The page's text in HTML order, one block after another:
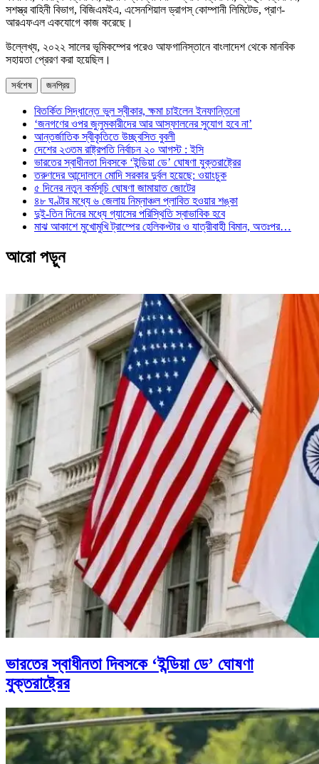
সশস্ত্র বাহিনী বিভাগ, বিজিএমইএ, এসেনশিয়াল ড্রাগস্ কোম্পানী লিমিটেড, প্রাণ-
আরএফএল একযোগে কাজ করেছে।
উল্লেখ্য, ২০২২ সালের ভূমিকম্পের পরেও আফগানিস্তানে বাংলাদেশ থেকে মানবিক
সহায়তা প্রেরণ করা হয়েছিল।
সর্বশেষ জনপ্রিয়
বিতর্কিত সিদ্ধান্তে ভুল স্বীকার, ক্ষমা চাইলেন ইনফান্তিনো
‘জনগণের ওপর জুলুমকারীদের আর আস্ফালনের সুযোগ হবে না’
আন্তর্জাতিক স্বীকৃতিতে উচ্ছ্বসিত বুবলী
দেশের ২৩তম রাষ্ট্রপতি নির্বাচন ২০ আগস্ট : ইসি
ভারতের স্বাধীনতা দিবসকে ‘ইন্ডিয়া ডে’ ঘোষণা যুক্তরাষ্ট্রের
তরুণদের আন্দোলনে মোদি সরকার দুর্বল হয়েছে: ওয়াংচুক
৫ দিনের নতুন কর্মসূচি ঘোষণা জামায়াত জোটের
৪৮ ঘণ্টার মধ্যে ৬ জেলায় নিম্নাঞ্চল প্লাবিত হওয়ার শঙ্কা
দুই-তিন দিনের মধ্যে গ্যাসের পরিস্থিতি স্বাভাবিক হবে
মাঝ আকাশে মুখোমুখি ট্রাম্পের হেলিকপ্টার ও যাত্রীবাহী বিমান, অতঃপর…
আরো পড়ুন
ভারতের স্বাধীনতা দিবসকে ‘ইন্ডিয়া ডে’ ঘোষণা
যুক্তরাষ্ট্রের